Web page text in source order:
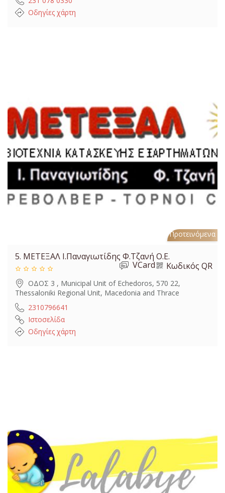
Οδηγίες χάρτη
Προτεινόμενα
5. ΜΕΤΕΞΑΛ Ι.Παναγιωτίδης Φ.Τζανή Ο.Ε.
Κωδικός QR
VCard
ΟΔΟΣ 3 , Municipal Unit of Echedoros, 570 22,
Thessaloniki Regional Unit, Macedonia and Thrace
2310796641
Ιστοσελίδα
Οδηγίες χάρτη